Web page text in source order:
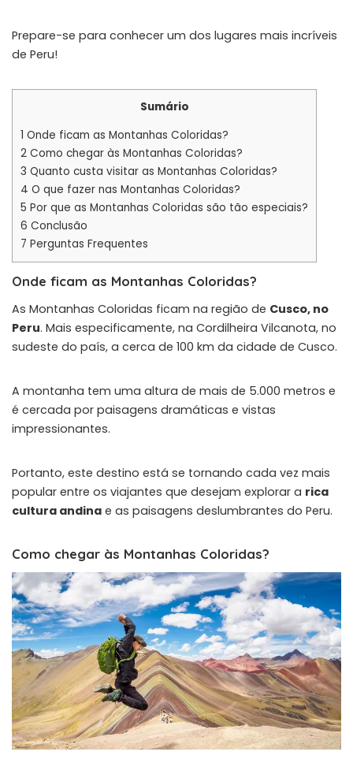
Prepare-se para conhecer um dos lugares mais incríveis
de Peru!
Sumário
1 Onde ficam as Montanhas Coloridas?
2 Como chegar às Montanhas Coloridas?
3 Quanto custa visitar as Montanhas Coloridas?
4 O que fazer nas Montanhas Coloridas?
5 Por que as Montanhas Coloridas são tão especiais?
6 Conclusão
7 Perguntas Frequentes
Onde ficam as Montanhas Coloridas?
As Montanhas Coloridas ficam na região de Cusco, no
Peru. Mais especificamente, na Cordilheira Vilcanota, no
sudeste do país, a cerca de 100 km da cidade de Cusco.
A montanha tem uma altura de mais de 5.000 metros e
é cercada por paisagens dramáticas e vistas
impressionantes.
Portanto, este destino está se tornando cada vez mais
popular entre os viajantes que desejam explorar a rica
cultura andina e as paisagens deslumbrantes do Peru.
Como chegar às Montanhas Coloridas?